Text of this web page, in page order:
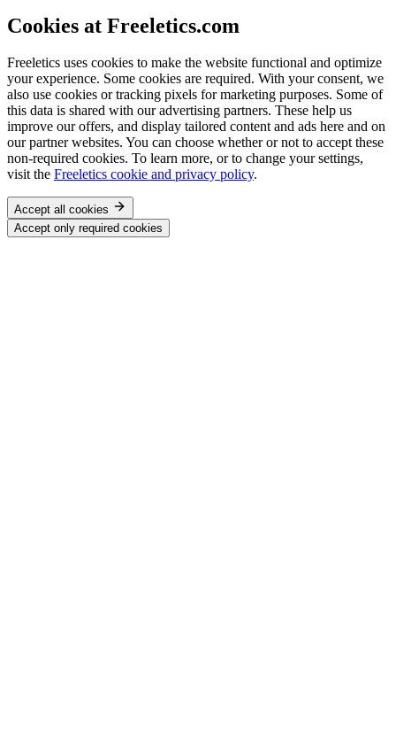
Cookies at Freeletics.com
Freeletics uses cookies to make the website functional and optimize
your experience. Some cookies are required. With your consent, we
also use cookies or tracking pixels for marketing purposes. Some of
this data is shared with our advertising partners. These help us
improve our offers, and display tailored content and ads here and on
our partner websites. You can choose whether or not to accept these
non-required cookies. To learn more, or to change your settings,
visit the Freeletics cookie and privacy policy.
Accept all cookies
Accept only required cookies